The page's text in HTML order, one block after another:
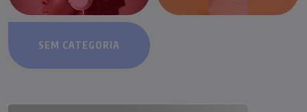
SEM CATEGORIA